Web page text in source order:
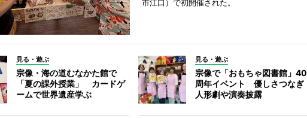
市江口）で初開催された。
見る・遊ぶ
宗像・海の道むなかた館で
「夏の課外授業」 カードゲ
ームで世界遺産学ぶ
見る・遊ぶ
宗像で「おもちゃ図書館」40
周年イベント 優しさつなぎ
人形劇や演奏披露